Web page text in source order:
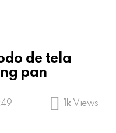
de tela
pan
1k Views